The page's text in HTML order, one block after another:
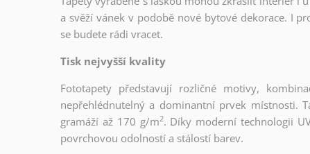
a svěží vánek v podobě nové bytové dekorace. I
se budete rádi vracet.
Tisk nejvyšší kvality
Fototapety představují rozličné motivy,
nepřehlédnutelný a dominantní prvek místnosti.
gramáží až 170 g/m2. Díky moderní technologii
povrchovou odolností a stálostí barev.